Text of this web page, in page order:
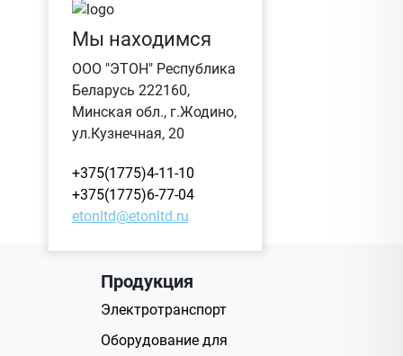
Мы находимся
ООО "ЭТОН" Республика
Беларусь 222160,
Минская обл., г.Жодино,
ул.Кузнечная, 20
+375(1775)4-11-10
+375(1775)6-77-04
etonltd@etonltd.ru
Продукция
Электротранспорт
Оборудование для